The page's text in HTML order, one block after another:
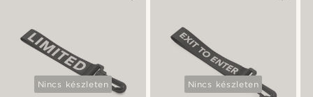
Nincs készleten Nincs készleten